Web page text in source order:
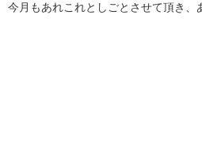
今月もあれこれとしごとさせて頂き、